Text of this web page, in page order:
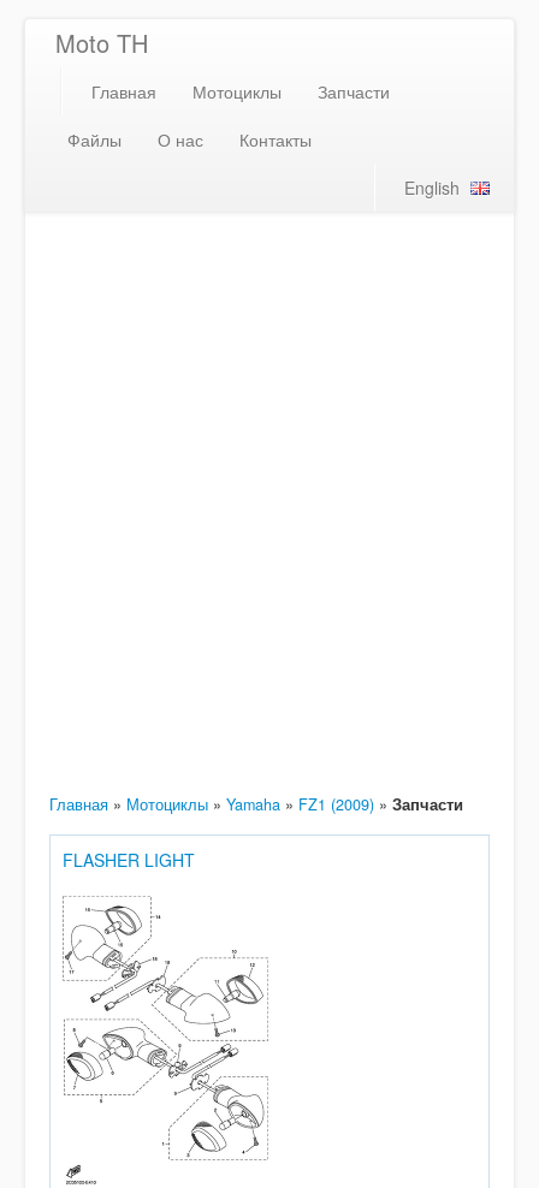
Moto TH
Главная Мотоциклы
Запчасти
Файлы
О нас
Контакты
English
Главная » Мотоциклы » Yamaha » FZ1 (2009) » Запчасти
FLASHER LIGHT